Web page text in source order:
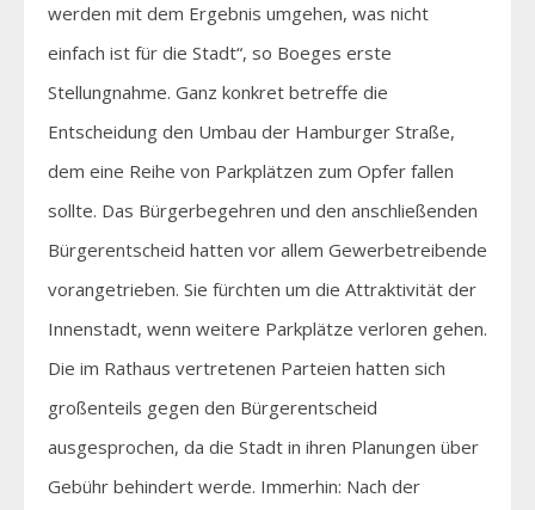
werden mit dem Ergebnis umgehen, was nicht
einfach ist für die Stadt“, so Boeges erste
Stellungnahme. Ganz konkret betreffe die
Entscheidung den Umbau der Hamburger Straße,
dem eine Reihe von Parkplätzen zum Opfer fallen
sollte. Das Bürgerbegehren und den anschließenden
Bürgerentscheid hatten vor allem Gewerbetreibende
vorangetrieben. Sie fürchten um die Attraktivität der
Innenstadt, wenn weitere Parkplätze verloren gehen.
Die im Rathaus vertretenen Parteien hatten sich
großenteils gegen den Bürgerentscheid
ausgesprochen, da die Stadt in ihren Planungen über
Gebühr behindert werde. Immerhin: Nach der